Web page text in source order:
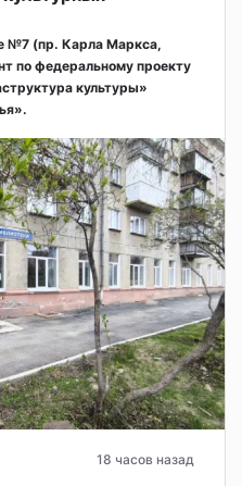
№7 (пр. Карла Маркса,
по федеральному проекту
культуры»
18 часов назад